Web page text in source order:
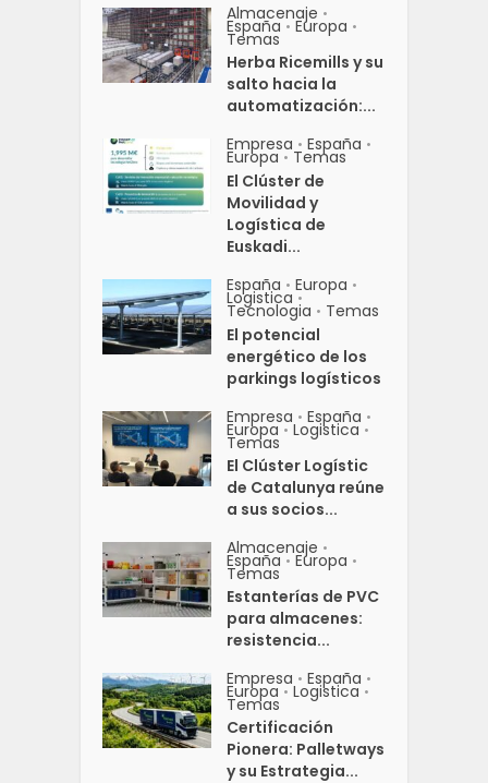
Almacenaje •
España • Europa •
Temas
Herba Ricemills y su
salto hacia la
automatización:...
Empresa • España •
Europa • Temas
El Clúster de
Movilidad y
Logística de
Euskadi...
España • Europa •
Logistica •
Tecnologia • Temas
El potencial
energético de los
parkings logísticos
Empresa • España •
Europa • Logistica •
Temas
El Clúster Logístic
de Catalunya reúne
a sus socios...
Almacenaje •
España • Europa •
Temas
Estanterías de PVC
para almacenes:
resistencia...
Empresa • España •
Europa • Logistica •
Temas
Certificación
Pionera: Palletways
y su Estrategia...